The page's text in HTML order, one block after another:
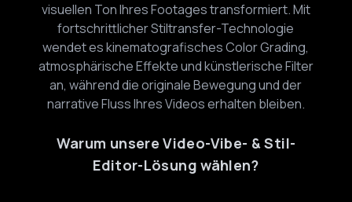
visuellen Ton Ihres Footages transformiert. Mit
fortschrittlicher Stiltransfer-Technologie
wendet es kinematografisches Color Grading,
atmosphärische Effekte und künstlerische Filter
an, während die originale Bewegung und der
narrative Fluss Ihres Videos erhalten bleiben.
Warum unsere Video-Vibe- & Stil-
Editor-Lösung wählen?